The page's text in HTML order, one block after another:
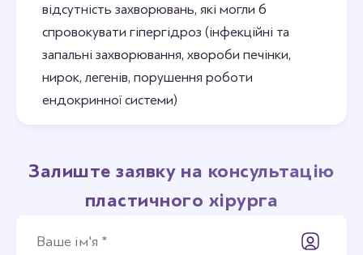
відсутність захворювань, які могли б
спровокувати гіпергідроз (інфекційні та
запальні захворювання, хвороби печінки,
нирок, легенів, порушення роботи
ендокринної системи)
Залиште заявку на консультацію
пластичного хірурга